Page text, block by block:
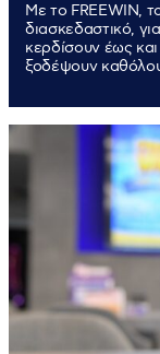
Με το FREEWIN,
διασκεδαστικό,
κερδίσουν έως
ξοδέψουν